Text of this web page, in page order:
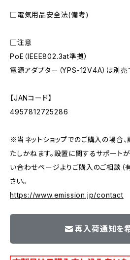
□電気用品安全法(備考)
□注意
PoE（IEEE802.3at準拠）
電源アダプター（YPS-12V4A）は別売
【JANコード】
4957812725286
※当ネットショップでのご購入の場合
たしかねます。設置に関するサポート
い合わせページよりご購入のご相談（
さい。
https://www.emission.jp/contact
再入荷通知を